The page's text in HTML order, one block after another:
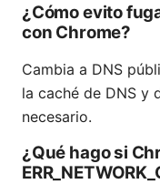
¿Cómo evito
con Chrome?
Cambia a DNS
la caché de DNS y
necesario.
¿Qué hago si